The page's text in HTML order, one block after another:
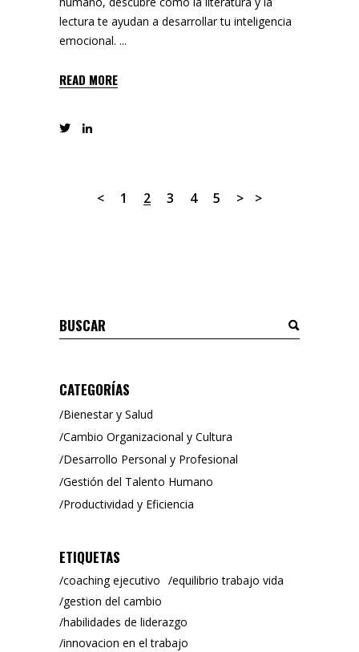
lectura te ayudan a desarrollar tu inteligencia
emocional.
READ MORE
1 2 3 4 5
Buscar
CATEGORÍAS
Bienestar y Salud
Cambio Organizacional y Cultura
Desarrollo Personal y Profesional
Gestión del Talento Humano
Productividad y Eficiencia
ETIQUETAS
coaching ejecutivo
equilibrio trabajo vida
gestion del cambio
habilidades de liderazgo
innovacion en el trabajo